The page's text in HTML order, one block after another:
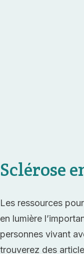
Sclérose
Les ressources
en lumière
personnes vivant
trouverez des